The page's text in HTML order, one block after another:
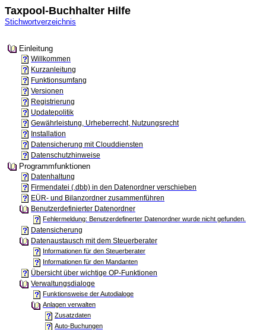
Taxpool-Buchhalter Hilfe
Stichwortverzeichnis
Einleitung
Willkommen
Kurzanleitung
Funktionsumfang
Versionen
Registrierung
Updatepolitik
Gewährleistung, Urheberrecht, Nutzungsrecht
Installation
Datensicherung mit Clouddiensten
Datenschutzhinweise
Programmfunktionen
Datenhaltung
Firmendatei (.dbb) in den Datenordner verschieben
EÜR- und Bilanzordner zusammenführen
Benutzerdefinierter Datenordner
Fehlermeldung: Benutzerdefinerter Datenordner wurde nicht gefunden.
Datensicherung
Datenaustausch mit dem Steuerberater
Informationen für den Steuerberater
Informationen für den Mandanten
Übersicht über wichtige OP-Funktionen
Verwaltungsdialoge
Funktionsweise der Autodialoge
Anlagen verwalten
Zusatzdaten
Auto-Buchungen